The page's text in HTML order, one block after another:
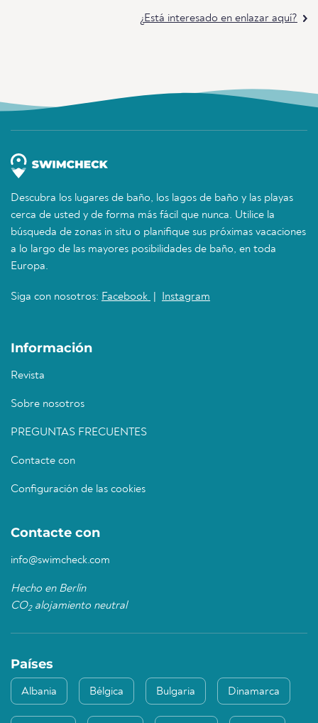
¿Está interesado en enlazar aquí?
Descubra los lugares de baño, los lagos de baño y las playas
cerca de usted y de forma más fácil que nunca. Utilice la
búsqueda de zonas in situ o planifique sus próximas vacaciones
a lo largo de las mayores posibilidades de baño, en toda
Europa.
Siga con nosotros: Facebook Instagram
Información
Revista
Sobre nosotros
PREGUNTAS FRECUENTES
Contacte con
Configuración de las cookies
Contacte con
info@swimcheck.com
Hecho en Berlín
CO2alojamiento neutral
Países
Albania Bélgica Bulgaria Dinamarca